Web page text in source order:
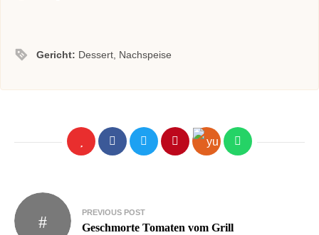
Gericht: Dessert, Nachspeise
PREVIOUS POST
Geschmorte Tomaten vom Grill